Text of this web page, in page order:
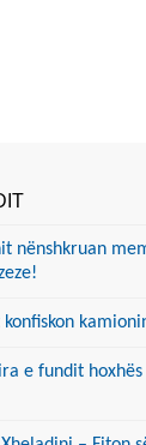
nënshkruan
e fundit hoxhës